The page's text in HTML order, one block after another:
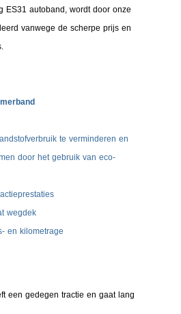
ES31 autoband, wordt door onze
vanwege de scherpe prijs en
te verminderen en
door het gebruik van eco-
wegdek
en kilometrage
een gedegen tractie en gaat lang